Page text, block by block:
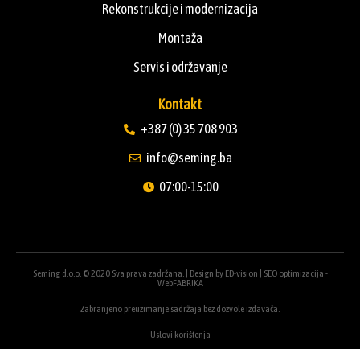
Rekonstrukcije i modernizacija
Montaža
Servis i održavanje
Kontakt
+387 (0) 35 708 903
info@seming.ba
07:00-15:00
Seming d.o.o. © 2020 Sva prava zadržana. | Design by ED-vision
SEO optimizacija -
WebFABRIKA
Zabranjeno preuzimanje sadržaja bez dozvole izdavača.
Uslovi korištenja